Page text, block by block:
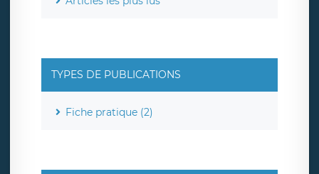
TYPES DE PUBLICATIONS
Fiche pratique (2)